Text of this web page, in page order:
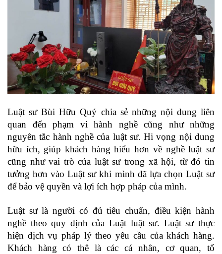
Luật sư Bùi Hữu Quý chia sẻ những nội dung liên
quan đến phạm vi hành nghề cũng như những
nguyên tắc hành nghề của luật sư. Hi vọng nội dung
hữu ích, giúp khách hàng hiểu hơn về nghề luật sư
cũng như vai trò của luật sư trong xã hội, từ đó tin
tưởng hơn vào Luật sư khi mình đã lựa chọn Luật sư
để bảo vệ quyền và lợi ích hợp pháp của mình.
Luật sư là người có đủ tiêu chuẩn, điều kiện hành
nghề theo quy định của Luật luật sư. Luật sư thực
hiện dịch vụ pháp lý theo yêu cầu của khách hàng.
Khách hàng có thê là các cá nhân, cơ quan, tổ